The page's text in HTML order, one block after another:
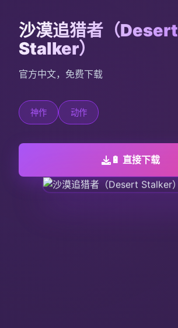
沙漠追猎者（Desert
Stalker）
官方中文，免费下载
神作 动作
🔋 直接下载